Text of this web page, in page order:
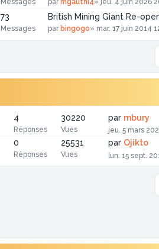
Messages parmgauthi4» jeu. 4 juin 2026
73
Messages
British Mining Giant Re-
par bingogo» mar. 17 juin 2014
4
Réponses
30220
Vues
par mbury
jeu. 5 mars
0
Réponses
25531
Vues
par Ojikto
lun. 15 sept.